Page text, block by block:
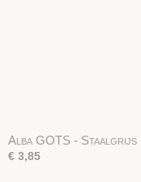
Alba GOTS - Staalgrijs
€ 3,85